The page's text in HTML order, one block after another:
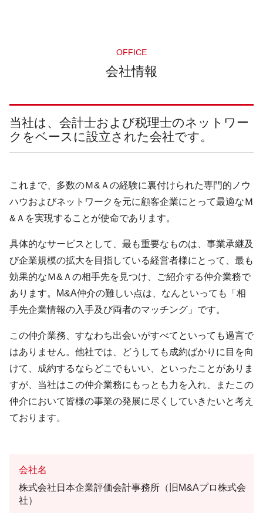
OFFICE
会社情報
当社は、会計士および税理士のネットワー
クをベースに設立された会社です。
これまで、多数のＭ&Ａの経験に裏付けられた専門的ノウ
ハウおよびネットワークを元に顧客企業にとって最適なＭ
&Ａを実現することが使命であります。
具体的なサービスとして、最も重要なものは、事業承継及
び企業規模の拡大を目指している経営者様にとって、最も
効果的なＭ&Ａの相手先を見つけ、ご紹介する仲介業務で
あります。M&A仲介の難しい点は、なんといっても「相
手先企業情報の入手及び両者のマッチング」です。
この仲介業務、すなわち出会いがすべてといっても過言で
はありません。他社では、どうしても成約ばかりに目を向
けて、成約するならどこでもいい、といったことがありま
すが、当社はこの仲介業務にもっとも力を入れ、またこの
仲介において皆様の事業の発展に尽くしていきたいと考え
ております。
会社名
株式会社日本企業評価会計事務所（旧M&Aプロ株式会
社）